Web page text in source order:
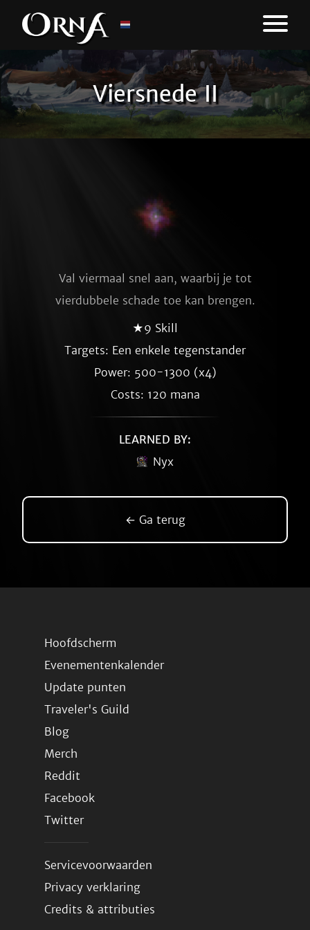
Viersnede II
Val viermaal snel aan, waarbij je tot
vierdubbele schade toe kan brengen.
★9 Skill
Targets: Een enkele tegenstander
Power: 500-1300 (x4)
Costs: 120 mana
LEARNED BY:
Nyx
← Ga terug
Hoofdscherm
Evenementenkalender
Update punten
Traveler's Guild
Blog
Merch
Reddit
Facebook
Twitter
Servicevoorwaarden
Privacy verklaring
Credits & attributies